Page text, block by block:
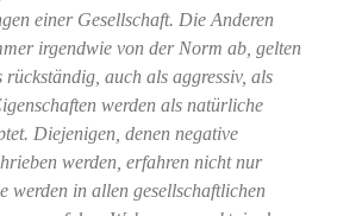
einer Gesellschaft. Die Anderen
irgendwie von der Norm ab, gelten
auch als aggressiv, als
werden als natürliche
Diejenigen, denen negative
werden, erfahren nicht nur
werden in allen gesellschaftlichen